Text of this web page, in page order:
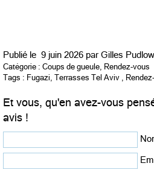
Publié le 9 juin 2026 par Gilles
Catégorie : Coups de gueule, Rendez-vous
Tags : Fugazi, Terrasses Tel Aviv ,
Et vous, qu'en avez-vous
avis !